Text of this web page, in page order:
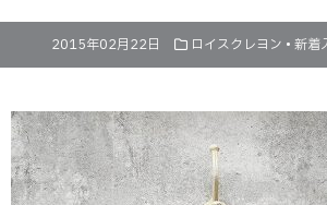
2015年02月22日 ロイスクレヨン • 新着